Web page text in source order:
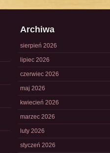
Archiwa
sierpień 2026
lipiec 2026
czerwiec 2026
maj 2026
kwiecień 2026
marzec 2026
luty 2026
styczeń 2026